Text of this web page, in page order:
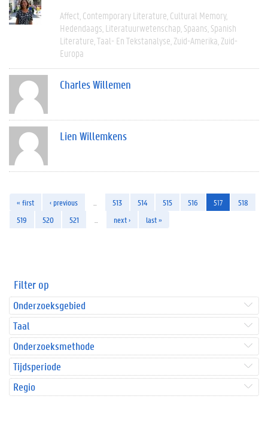
Affect Contemporary Literature Cultural Memory
Hedendaags Literatuurwetenschap Spaans Spanish
Literature Taal- En Tekstanalyse Zuid-Amerika Zuid-
Europa
Charles Willemen
Lien Willemkens
« first ‹ previous 513 514 515 516 517
518
519
520 521 next › last »
Filter op
Onderzoeksgebied
Taal
Onderzoeksmethode
Tijdsperiode
Regio